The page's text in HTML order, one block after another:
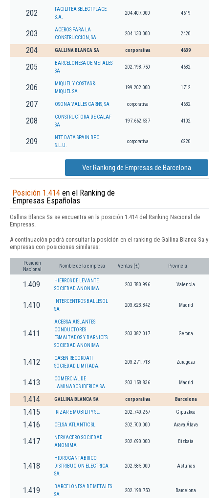
202
FACILITEA SELECTPLACE
S.A.
204.407.000 4619
203
ACEROS PARA LA
CONSTRUCCION, SA
204.133.000 2420
204 GALLINA BLANCA SA corporativa 4639
205
BARCELONESA DE METALES
SA
202.198.750 4682
206
MIQUEL Y COSTAS &
MIQUEL SA
199.202.000 1712
207 OSONA VALLES CARNS, SA corporativa 4632
208
CONSTRUCTORA DE CALAF
SA
197.662.537 4102
209
NTT DATA SPAIN BPO
S.L.U.
corporativa 6220
Ver Ranking de Empresas de Barcelona
Posición 1.414 en el Ranking de
Empresas Españolas
Gallina Blanca Sa se encuentra en la posición 1.414 del Ranking Nacional de
Empresas.
A continuación podrá consultar la posición en el ranking de Gallina Blanca Sa y
empresas con posiciones similares:
Posición
Nacional
Nombre de la empresa Ventas (€) Provincia
1.409
HIERROS DE LEVANTE
SOCIEDAD ANONIMA
203.780.996 Valencia
1.410
INTERCENTROS BALLESOL
SA
203.623.842 Madrid
1.411
ACEBSA AISLANTES
CONDUCTORES
ESMALTADOS Y BARNICES
SOCIEDAD ANONIMA
203.382.017 Gerona
1.412
CASEN RECORDATI
SOCIEDAD LIMITADA.
203.271.713 Zaragoza
1.413
COMERCIAL DE
LAMINADOS IBERICA SA
203.158.836 Madrid
1.414 GALLINA BLANCA SA corporativa Barcelona
1.415 IRIZAR E-MOBILITY SL. 202.740.267 Gipuzkoa
1.416 CELSA ATLANTIC SL 202.700.000 Arava,Álava
1.417
NERVACERO SOCIEDAD
ANONIMA
202.690.000 Bizkaia
1.418
HIDROCANTABRICO
DISTRIBUCION ELECTRICA
SA
202.585.000 Asturias
1.419
BARCELONESA DE METALES
SA
202.198.750 Barcelona